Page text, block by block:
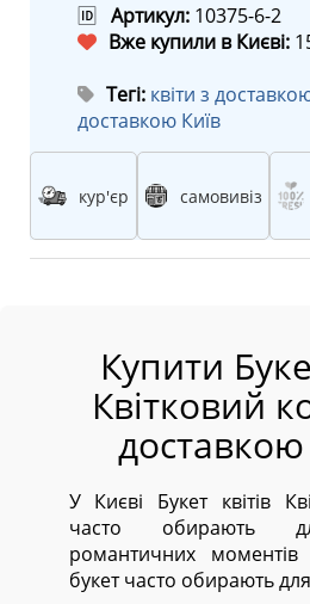
🆔 Артикул: 10375-6-2
Вже купили в Києві:
Тегі: квіти з
доставкою Київ
кур'єр самовивіз
Купити
Квітковий
доставкою
У Києві Букет квітів
часто обирають
романтичних
букет часто обирають